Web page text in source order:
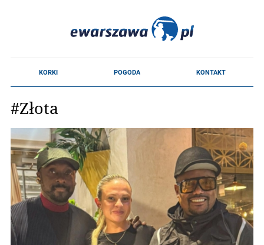
#Złota